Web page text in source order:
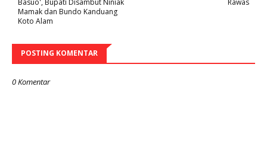
Rawas
Basuo', Bupati Disambut Niniak
Mamak dan Bundo Kanduang
Koto Alam
POSTING KOMENTAR
0 Komentar